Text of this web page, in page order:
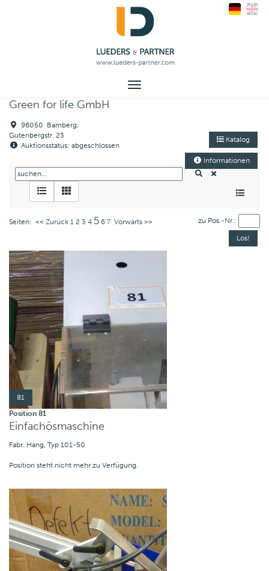
Toggle
Green for life GmbH
96050 Bamberg,
Gutenbergstr. 23
Auktionsstatus: abgeschlossen
Katalog
Informationen
Seiten: << Zurück 1 2 3 4 5 6 7 Vorwärts >> zu Pos.-Nr.:
81
Position 81
Einfachösmaschine
Fabr. Hang, Typ 101-50
Position steht nicht mehr zu Verfügung.